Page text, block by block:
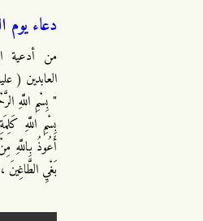
دعاء يوم
من أدعية
العابدين (
" بِسْمِ اللَّهِ
بِسْمِ اللَّهِ
أَعُوذُ بِاللَّهِ
بَغْيِ